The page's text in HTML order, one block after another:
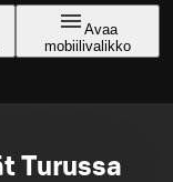
Avaa
mobiilivalikko
Turussa